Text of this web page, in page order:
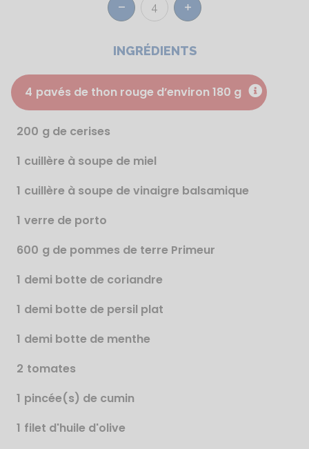
Réduire 4 Augmenter
INGRÉDIENTS
4 pavés de thon rouge d’environ 180 g
200 g de cerises
1 cuillère à soupe de miel
1 cuillère à soupe de vinaigre balsamique
1 verre de porto
600 g de pommes de terre Primeur
1 demi botte de coriandre
1 demi botte de persil plat
1 demi botte de menthe
2 tomates
1 pincée(s) de cumin
1 filet d'huile d'olive